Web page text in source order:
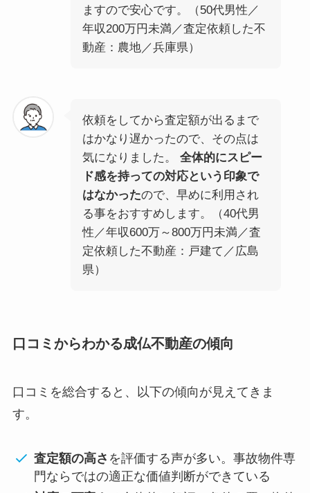
ますので安心です。（50代男性／
年収200万円未満／査定依頼した不
動産：農地／兵庫県）
依頼をしてから査定額が出るまで
はかなり遅かったので、その点は
気になりました。 全体的にスピー
ド感を持っての対応という印象で
はなかったので、早めに利用され
る事をおすすめします。（40代男
性／年収600万～800万円未満／査
定依頼した不動産：戸建て／広島
県）
口コミからわかる成仏不動産の傾向
口コミを総合すると、以下の傾向が見えてきま
す。
査定額の高さ を評価する声が多い。事故物件専
門ならではの適正な価値判断ができている